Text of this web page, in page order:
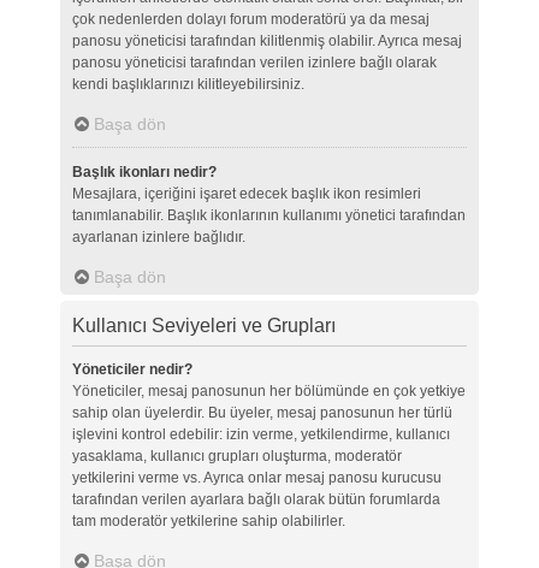
çok nedenlerden dolayı forum moderatörü ya da mesaj
panosu yöneticisi tarafından kilitlenmiş olabilir. Ayrıca mesaj
panosu yöneticisi tarafından verilen izinlere bağlı olarak
kendi başlıklarınızı kilitleyebilirsiniz.
Başa dön
Başlık ikonları nedir?
Mesajlara, içeriğini işaret edecek başlık ikon resimleri
tanımlanabilir. Başlık ikonlarının kullanımı yönetici tarafından
ayarlanan izinlere bağlıdır.
Başa dön
Kullanıcı Seviyeleri ve Grupları
Yöneticiler nedir?
Yöneticiler, mesaj panosunun her bölümünde en çok yetkiye
sahip olan üyelerdir. Bu üyeler, mesaj panosunun her türlü
işlevini kontrol edebilir: izin verme, yetkilendirme, kullanıcı
yasaklama, kullanıcı grupları oluşturma, moderatör
yetkilerini verme vs. Ayrıca onlar mesaj panosu kurucusu
tarafından verilen ayarlara bağlı olarak bütün forumlarda
tam moderatör yetkilerine sahip olabilirler.
Başa dön